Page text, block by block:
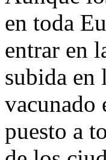
en toda
entrar en
subida en
vacunado
puesto a